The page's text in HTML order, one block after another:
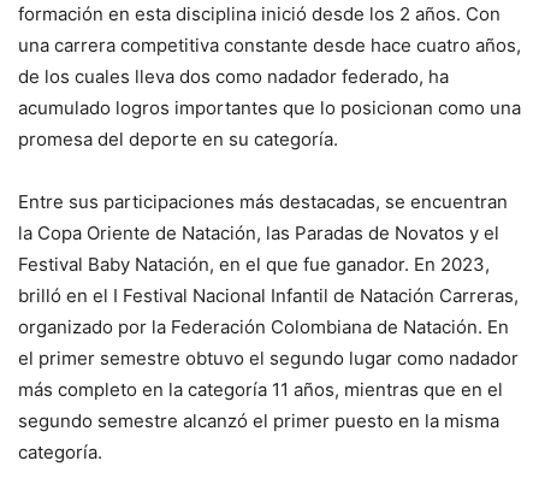
formación en esta disciplina inició desde los 2 años. Con
una carrera competitiva constante desde hace cuatro años,
de los cuales lleva dos como nadador federado, ha
acumulado logros importantes que lo posicionan como una
promesa del deporte en su categoría.
Entre sus participaciones más destacadas, se encuentran
la Copa Oriente de Natación, las Paradas de Novatos y el
Festival Baby Natación, en el que fue ganador. En 2023,
brilló en el I Festival Nacional Infantil de Natación Carreras,
organizado por la Federación Colombiana de Natación. En
el primer semestre obtuvo el segundo lugar como nadador
más completo en la categoría 11 años, mientras que en el
segundo semestre alcanzó el primer puesto en la misma
categoría.